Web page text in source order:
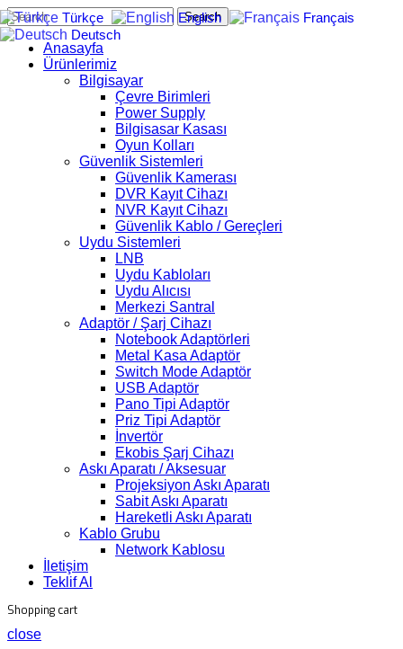
Search
Anasayfa
Ürünlerimiz
Bilgisayar
Çevre Birimleri
Power Supply
Bilgisasar Kasası
Oyun Kolları
Güvenlik Sistemleri
Güvenlik Kamerası
DVR Kayıt Cihazı
NVR Kayıt Cihazı
Güvenlik Kablo / Gereçleri
Uydu Sistemleri
LNB
Uydu Kabloları
Uydu Alıcısı
Merkezi Santral
Adaptör / Şarj Cihazı
Notebook Adaptörleri
Metal Kasa Adaptör
Switch Mode Adaptör
USB Adaptör
Pano Tipi Adaptör
Priz Tipi Adaptör
İnvertör
Ekobis Şarj Cihazı
Askı Aparatı / Aksesuar
Projeksiyon Askı Aparatı
Sabit Askı Aparatı
Hareketli Askı Aparatı
Kablo Grubu
Network Kablosu
İletişim
Teklif Al
Shopping cart
close
Türkçe English
Français
Deutsch